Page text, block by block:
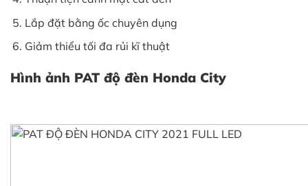
Lắp đặt bằng ốc chuyên dụng
Giảm thiểu tối đa rủi kĩ thuật
Hình ảnh PAT độ đèn Honda City